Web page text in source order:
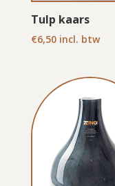
Tulp kaars
€6,50 incl. btw